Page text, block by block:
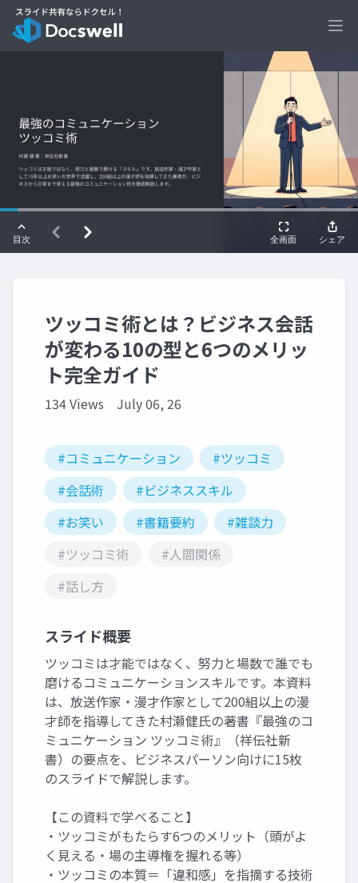
ツッコミ術とは？ビジネス会話
が変わる10の型と6つのメリッ
ト完全ガイド
134 Views July 06, 26
#コミュニケーション
#ツッコミ
#会話術
#ビジネススキル
#お笑い
#書籍要約
#雑談力
#ツッコミ術
#人間関係
#話し方
スライド概要
ツッコミは才能ではなく、努力と場数で誰でも
磨けるコミュニケーションスキルです。本資料
は、放送作家・漫才作家として200組以上の漫
才師を指導してきた村瀬健氏の著書『最強のコ
ミュニケーション ツッコミ術』（祥伝社新
書）の要点を、ビジネスパーソン向けに15枚
のスライドで解説します。
【この資料で学べること】
・ツッコミがもたらす6つのメリット（頭がよ
く見える・場の主導権を握れる等）
・ツッコミの本質＝「違和感」を指摘する技術